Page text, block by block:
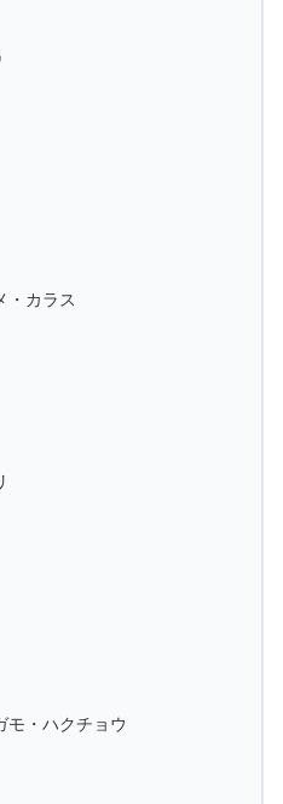
・カラス
モ・ハクチョウ